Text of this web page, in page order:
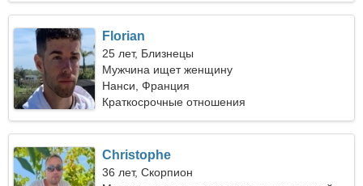
Florian
25 лет, Близнецы
Мужчина ищет женщину
Нанси, Франция
Краткосрочные отношения
Christophe
36 лет, Скорпион